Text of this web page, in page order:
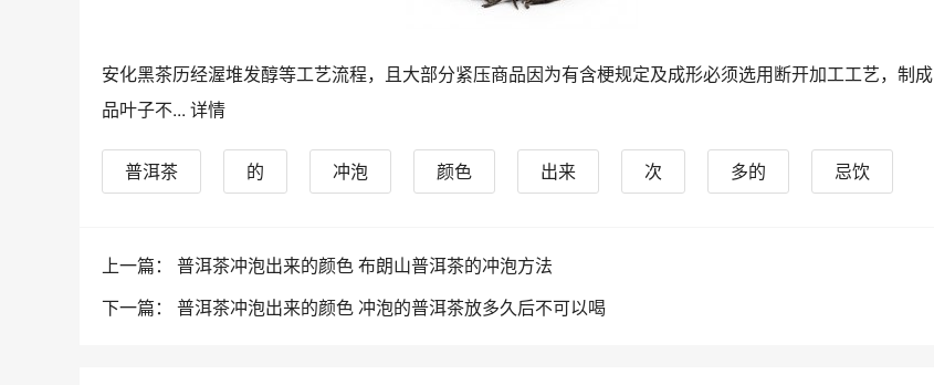
安化黑茶历经渥堆发醇等工艺流程，且大部分紧压商品因为有含梗规定及成形必须选用断开加工工艺，制成
品叶子不... 详情
普洱茶 的 冲泡 颜色 出来 次 多的
忌饮
上一篇： 普洱茶冲泡出来的颜色 布朗山普洱茶的冲泡方法
下一篇： 普洱茶冲泡出来的颜色 冲泡的普洱茶放多久后不可以喝